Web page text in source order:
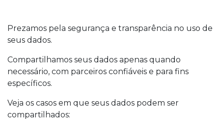
Prezamos pela segurança e transparência no uso de
seus dados.
Compartilhamos seus dados apenas quando
necessário, com parceiros confiáveis e para fins
específicos.
Veja os casos em que seus dados podem ser
compartilhados: